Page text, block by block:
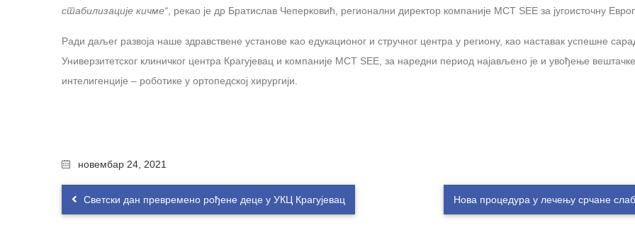
стабилизације кичме“ , рекао је др Братислав Чеперковић, регионални директор компаније МСТ SEE за југоисточну
Ради даљег развоја наше здравствене установе као едукационог и стручног центра у региону, као наставак успешне
Универзитетског клиничког центра Крагујевац и компаније МСТ SEE, за наредни период најављено је и увођење вештачке
интелигенције – роботике у ортопедској хирургији.
новембар 24, 2021
Светски дан превремено рођене деце у УКЦ Крагујевац Нова процедура у лечењу срчане